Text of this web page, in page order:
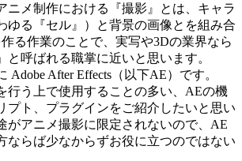
ニメ制作における『撮影』とは、キャラ
ゆる『セル』）と背景の画像とを組み合
る作業のことで、実写や3Dの業界なら
と呼ばれる職掌に近いと思います。
Adobe After Effects（以下AE）です。
行う上で使用することの多い、AEの機
プト、プラグインをご紹介したいと思い
がアニメ撮影に限定されないので、AE
ならば少なからずお役に立つのではない